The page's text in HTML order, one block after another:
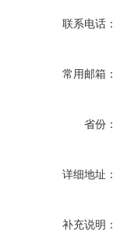
联系电话：
常用邮箱：
省份：
详细地址：
补充说明：